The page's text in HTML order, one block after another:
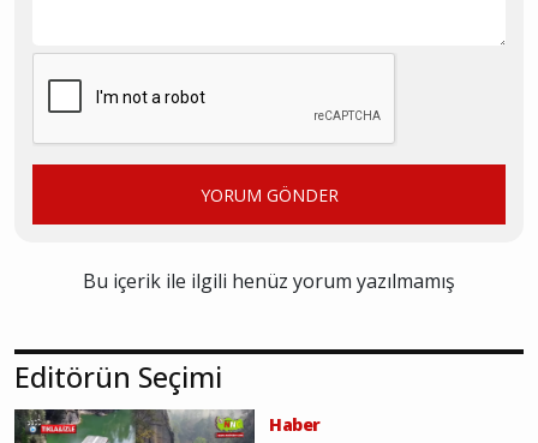
YORUM GÖNDER
Bu içerik ile ilgili henüz yorum yazılmamış
Editörün Seçimi
Haber